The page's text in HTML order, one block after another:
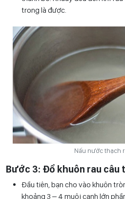
trong là được.
Nấu nước thạch
Bước 3: Đổ khuôn rau câu
Đầu tiên, bạn cho vào khuôn
khoảng 3 – 4 muôi canh lớn